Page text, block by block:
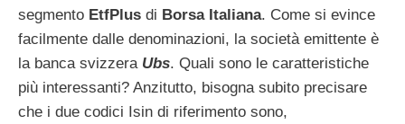
segmento EtfPlus di Borsa Italiana. Come si evince
facilmente dalle denominazioni, la società emittente è
la banca svizzera Ubs. Quali sono le caratteristiche
più interessanti? Anzitutto, bisogna subito precisare
che i due codici Isin di riferimento sono,